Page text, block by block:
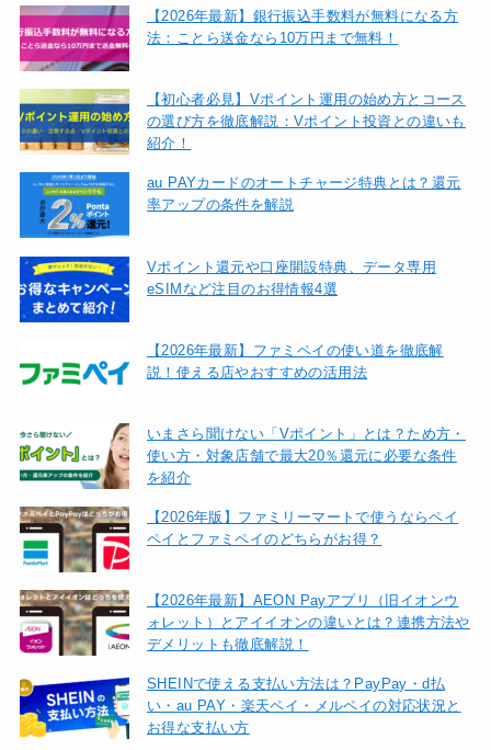
【2026年最新】銀行振込手数料が無料になる方
法：ことら送金なら10万円まで無料！
【初心者必見】Vポイント運用の始め方とコース
の選び方を徹底解説：Vポイント投資との違いも
紹介！
au PAYカードのオートチャージ特典とは？還元
率アップの条件を解説
Vポイント還元や口座開設特典、データ専用
eSIMなど注目のお得情報4選
【2026年最新】ファミペイの使い道を徹底解
説！使える店やおすすめの活用法
いまさら聞けない「Vポイント」とは？ため方・
使い方・対象店舗で最大20％還元に必要な条件
を紹介
【2026年版】ファミリーマートで使うならペイ
ペイとファミペイのどちらがお得？
【2026年最新】AEON Payアプリ（旧イオンウ
ォレット）とアイイオンの違いとは？連携方法や
デメリットも徹底解説！
SHEINで使える支払い方法は？PayPay・d払
い・au PAY・楽天ペイ・メルペイの対応状況と
お得な支払い方